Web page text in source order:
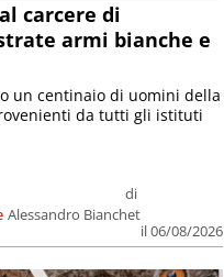
carcere di
armi bianche e
di
Alessandro Bianchet
il 06/08/2026
un centinaio di uomini della
da tutti gli istituti